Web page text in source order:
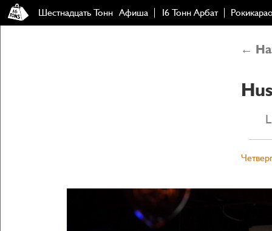
Шестнадцать Тонн Афиша 16 Тонн Арбат
←